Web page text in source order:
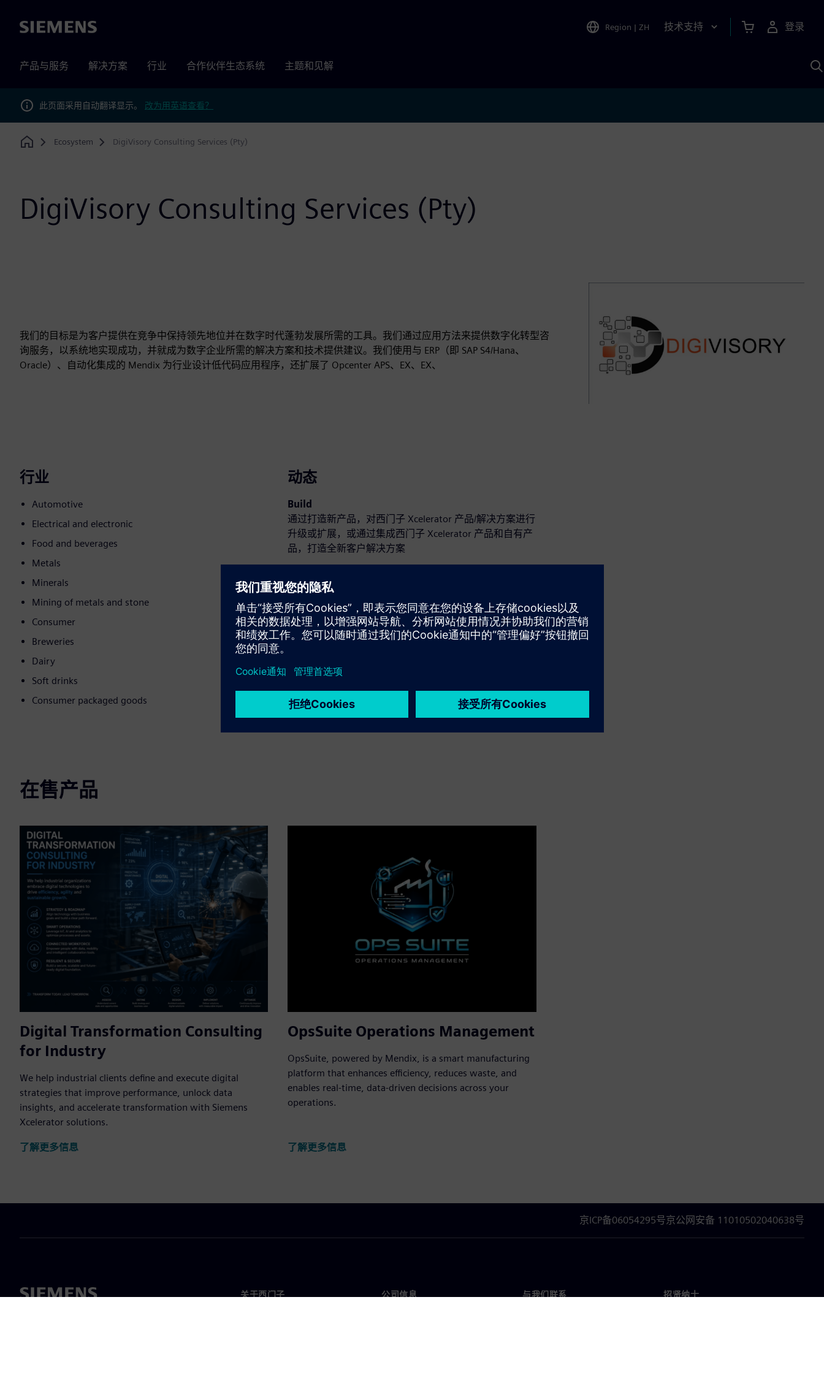
Siemens Region | ZH 技术支持 登录
产品与服务 解决方案 行业 合作伙伴生态系统 主题和见解
此页面采用自动翻译显示。 改为用英语查看？
Home
Ecosystem DigiVisory Consulting Services (Pty)
DigiVisory Consulting Services (Pty)
我们的目标是为客户提供在竞争中保持领先地位并在数字时代蓬勃发展所需的工具。我们通过应用方法来提供数字化转型咨
询服务，以系统地实现成功，并就成为数字企业所需的解决方案和技术提供建议。我们使用与 ERP（即 SAP S4/Hana、
Oracle）、自动化集成的 Mendix 为行业设计低代码应用程序，还扩展了 Opcenter APS、EX、EX、
行业
Automotive
Electrical and electronic
Food and beverages
Metals
Minerals
Mining of metals and stone
Consumer
Breweries
Dairy
Soft drinks
Consumer packaged goods
动态
Build
通过打造新产品，对西门子 Xcelerator 产品/解决方案进行
升级或扩展，或通过集成西门子 Xcelerator 产品和自有产
品，打造全新客户解决方案
Service
为西门子 Xcelerator 产品/解决方案提供服务，帮助客户实
现相关产品/解决方案的部署、集成、操作或维护
在售产品
Digital Transformation Consulting
for Industry
We help industrial clients define and execute digital
strategies that improve performance, unlock data
insights, and accelerate transformation with Siemens
Xcelerator solutions.
了解更多信息
OpsSuite Operations Management
OpsSuite, powered by Mendix, is a smart manufacturing
platform that enhances efficiency, reduces waste, and
enables real-time, data-driven decisions across your
operations.
了解更多信息
京ICP备06054295号京公网安备 11010502040638号
关于西门子 公司信息 与我们联系 招贤纳士